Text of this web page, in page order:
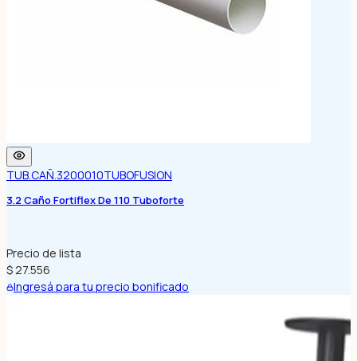
TUB.CAÑ.3200010TUBOFUSION
3.2 Caño Fortiflex De 110 Tuboforte
Precio de lista
$ 27.556
Ingresá para tu precio bonificado